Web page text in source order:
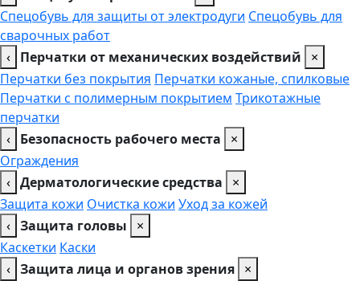
Спецобувь для защиты от электродуги Спецобувь для
сварочных работ
‹ Перчатки от механических воздействий
×
Перчатки без покрытия Перчатки кожаные, спилковые
Перчатки с полимерным покрытием Трикотажные
перчатки
‹ Безопасность рабочего места
×
Ограждения
‹ Дерматологические средства
×
Защита кожи Очистка кожи Уход за кожей
‹ Защита головы
×
Каскетки Каски
‹ Защита лица и органов зрения ×